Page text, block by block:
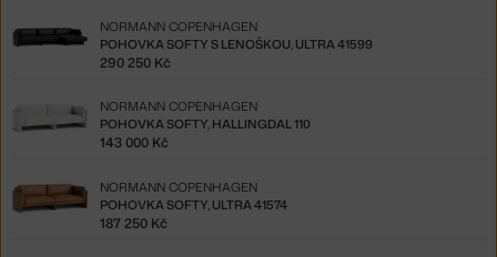
POHOVKA SOFTY S LENOŠKOU, ULTRA 41599
NORMANN COPENHAGEN
290 250 Kč
POHOVKA SOFTY, HALLINGDAL 110
NORMANN COPENHAGEN
143 000 Kč
POHOVKA SOFTY, ULTRA 41574
NORMANN COPENHAGEN
187 250 Kč